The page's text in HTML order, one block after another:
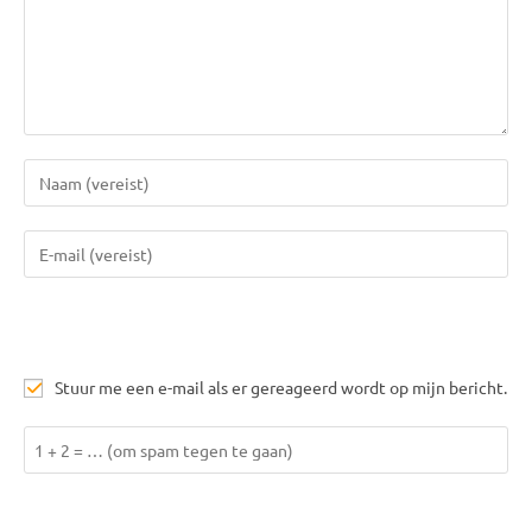
je
naam
te
je
om
te
kunnen
reageren
Stuur me een e-mail als er gereageerd wordt op mijn bericht.
1